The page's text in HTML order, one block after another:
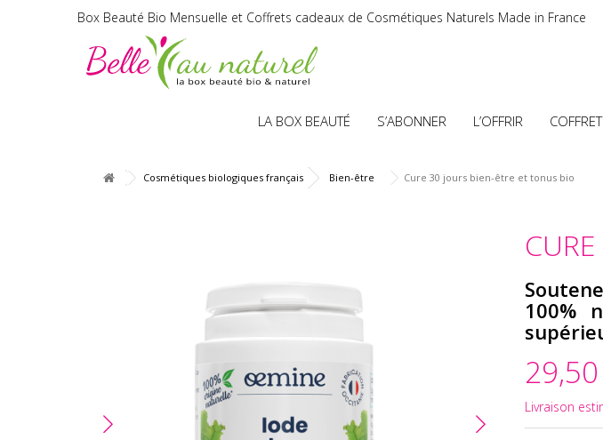
Box Beauté Bio Mensuelle et Coffrets cadeaux de Cosmétiques Naturels Made in France
LA BOX BEAUTÉ S’ABONNER L’OFFRIR
Cosmétiques biologiques français Bien-être Cure 30 jours bien-être et tonus bio
100%
Livraison